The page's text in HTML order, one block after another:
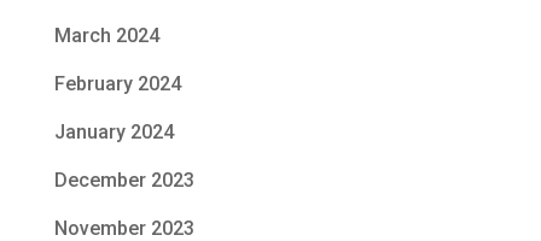
March 2024
February 2024
January 2024
December 2023
November 2023